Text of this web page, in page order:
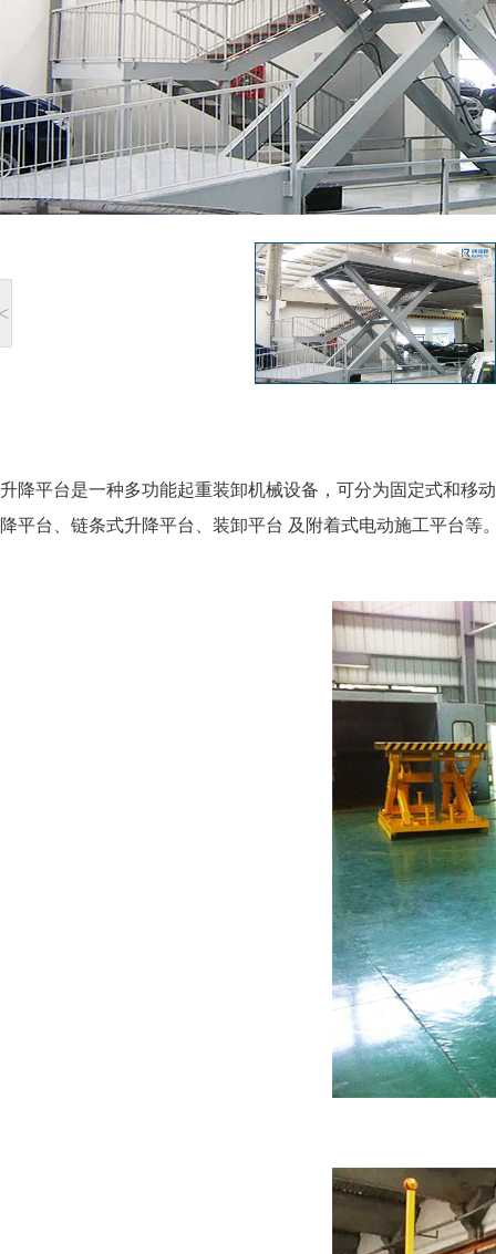
升降平台是一种多功能起重装卸机械设备，可分为固定式和移
降平台、链条式升降平台、装卸平台 及附着式电动施工平台等